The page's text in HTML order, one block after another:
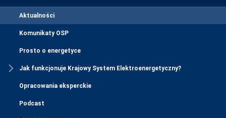
Aktualności
Komunikaty OSP
Prosto o energetyce
Jak funkcjonuje Krajowy System Elektroenergetyczny?
Opracowania eksperckie
Podcast